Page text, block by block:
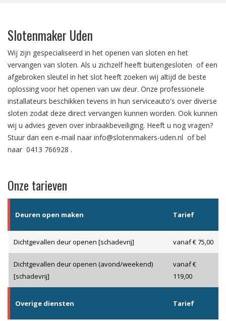
Slotenmaker Uden
Wij zijn gespecialiseerd in het openen van sloten en het
vervangen van sloten. Als u zichzelf heeft buitengesloten of een
afgebroken sleutel in het slot heeft zoeken wij altijd de beste
oplossing voor het openen van uw deur. Onze professionele
installateurs beschikken tevens in hun serviceauto's over diverse
sloten zodat deze direct vervangen kunnen worden. Ook kunnen
wij u advies geven over inbraakbeveiliging. Heeft u nog vragen?
Stuur dan een e-mail naar info@slotenmakers-uden.nl of bel
naar 0413 766928 .
Onze tarieven
Deuren open maken Tarief
Dichtgevallen deur openen [schadevrij] vanaf € 75,00
Dichtgevallen deur openen (avond/weekend)
[schadevrij]
vanaf €
119,00
Overige diensten Tarief